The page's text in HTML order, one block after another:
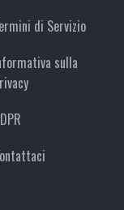
di Servizio
sulla